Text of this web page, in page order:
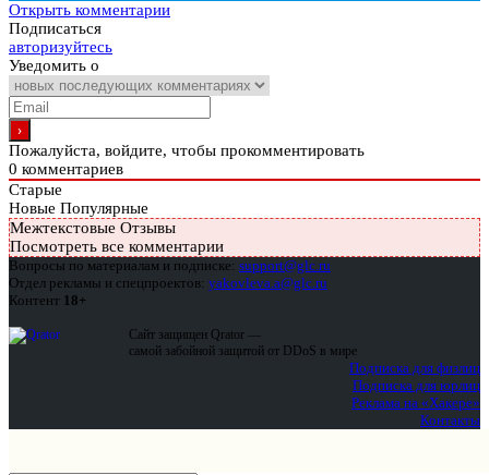
Открыть комментарии
Подписаться
авторизуйтесь
Уведомить о
Пожалуйста, войдите, чтобы прокомментировать
0 комментариев
Старые
Новые Популярные
Межтекстовые Отзывы
Посмотреть все комментарии
Вопросы по материалам и подписке: support@glc.ru
Отдел рекламы и спецпроектов: yakovleva.a@glc.ru
Контент 18+
Сайт защищен Qrator —
самой забойной защитой от DDoS в мире
Подписка для физлиц
Подписка для юрлиц
Реклама на «Хакере»
Контакты